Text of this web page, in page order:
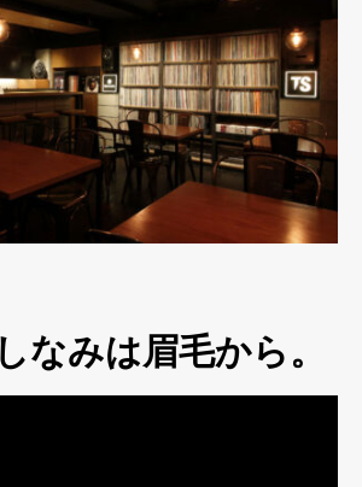
なみは眉毛から。